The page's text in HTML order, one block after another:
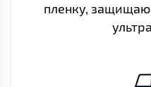
пленку,